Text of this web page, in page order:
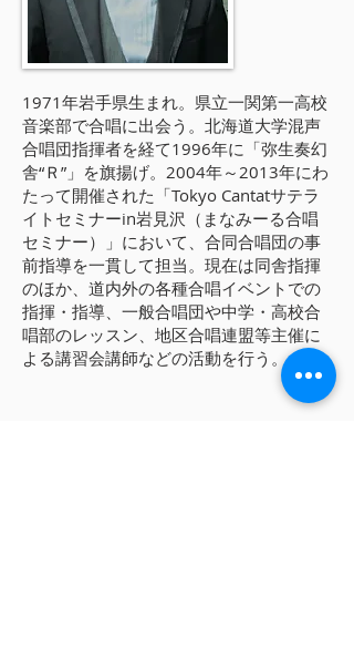
1971年岩手県生まれ。県立一関第一高校
音楽部で合唱に出会う。北海道大学混声
合唱団指揮者を経て1996年に「弥生奏幻
舎“Ｒ”」を旗揚げ。2004年～2013年にわ
たって開催された「Tokyo Cantatサテラ
イトセミナーin岩見沢（まなみーる合唱
セミナー）」において、合同合唱団の事
前指導を一貫して担当。現在は同舎指揮
のほか、道内外の各種合唱イベントでの
指揮・指導、一般合唱団や中学・高校合
唱部のレッスン、地区合唱連盟等主催に
よる講習会講師などの活動を行う。